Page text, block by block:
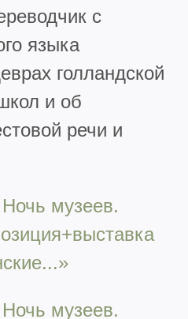
с
языка
голландской
и об
речи и
музеев.
музеев.